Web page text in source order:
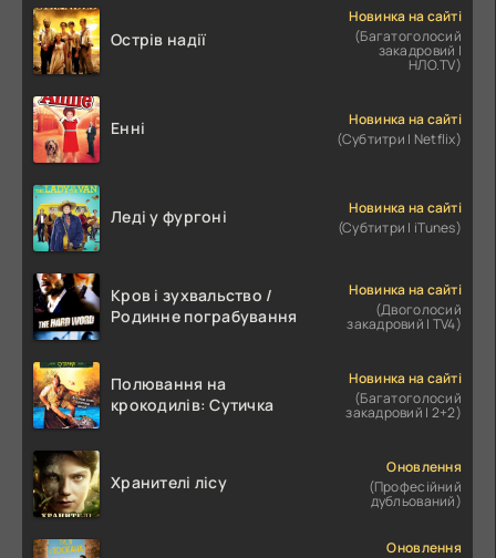
Острів надії
Новинка на сайті
(Багатоголосий
закадровий |
НЛО.TV)
Енні
Новинка на сайті
(Субтитри | Netflix)
Леді у фургоні
Новинка на сайті
(Субтитри | iTunes)
Кров і зухвальство /
Родинне пограбування
Новинка на сайті
(Двоголосий
закадровий | TV4)
Полювання на
крокодилів: Сутичка
Новинка на сайті
(Багатоголосий
закадровий | 2+2)
Хранителі лісу
Оновлення
(Професійний
дубльований)
Оновлення